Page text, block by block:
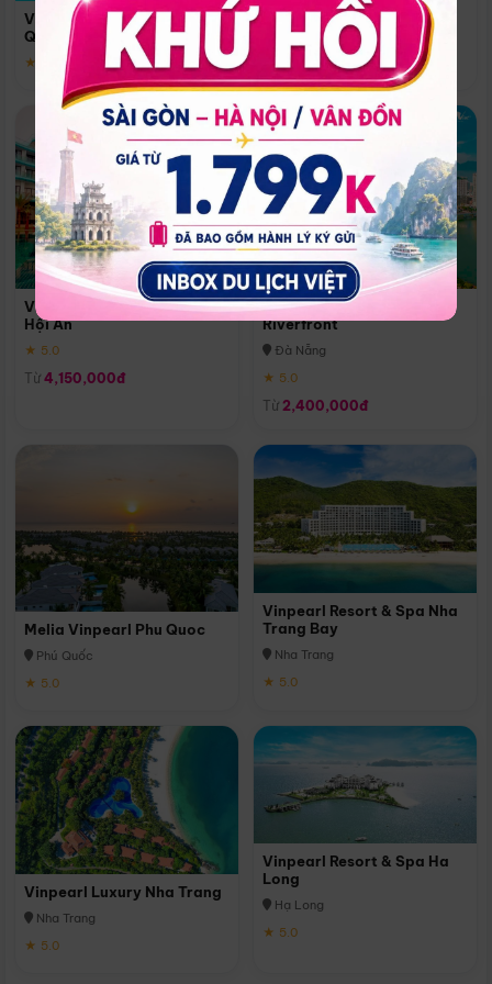
Vinpearl Resort & Spa Phu
Quoc
★ 5.0
Quoc
Phú Quốc
★ 5.0
Vinpearl Resort & Golf Nam
Hội An
★ 5.0
Từ 4,150,000đ
Melia Vinpearl Danang
Riverfront
Đà Nẵng
★ 5.0
Từ 2,400,000đ
Melia Vinpearl Phu Quoc
Phú Quốc
★ 5.0
Vinpearl Resort & Spa Nha
Trang Bay
Nha Trang
★ 5.0
Vinpearl Luxury Nha Trang
Nha Trang
★ 5.0
Vinpearl Resort & Spa Ha
Long
Hạ Long
★ 5.0